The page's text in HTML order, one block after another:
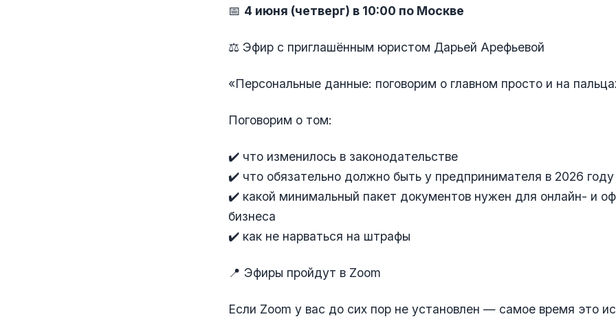
📅 4 июня (четверг) в 10:00 по Москве
⚖️ Эфир с приглашённым юристом Дарьей Арефьевой
«Персональные данные: поговорим о главном просто и на
Поговорим о том:
✔️ что изменилось в законодательстве
✔️ что обязательно должно быть у предпринимателя в 2026 году
✔️ какой минимальный пакет документов нужен для онлайн- и
бизнеса
✔️ как не нарваться на штрафы
📍 Эфиры пройдут в Zoom
Если Zoom у вас до сих пор не установлен — самое время это